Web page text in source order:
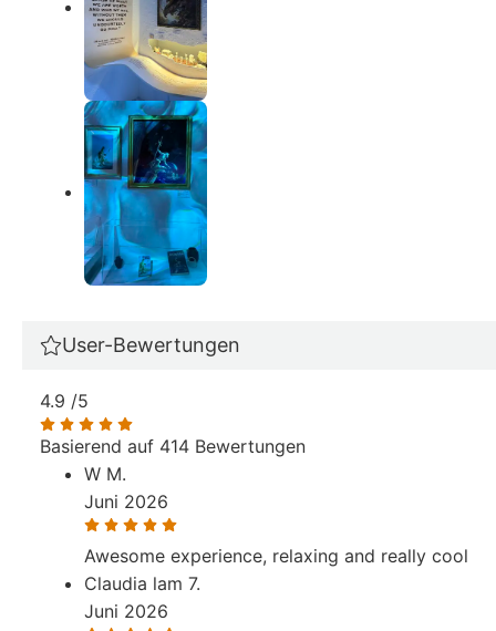
User-Bewertungen
4.9 /5
Basierend auf 414 Bewertungen
W M.
Juni 2026
Awesome experience, relaxing and really cool
Claudia lam 7.
Juni 2026